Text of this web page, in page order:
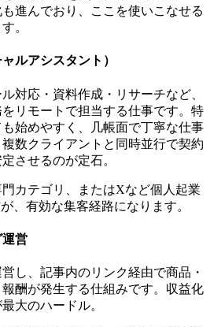
進んでおり、ここを使いこなせる
。
ルアシスタント）
対応・資料作成・リサーチなど、
リモートで担当する仕事です。特
始めやすく、几帳面で丁寧な仕事
数クライアントと同時並行で契約
させるのが定石。
カテゴリ、またはXなど個人起業
、有効な集客経路になります。
営
し、記事内のリンク経由で商品・
酬が発生する仕組みです。収益化
大のハードル。